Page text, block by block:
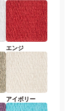
エンジ
アイボリー